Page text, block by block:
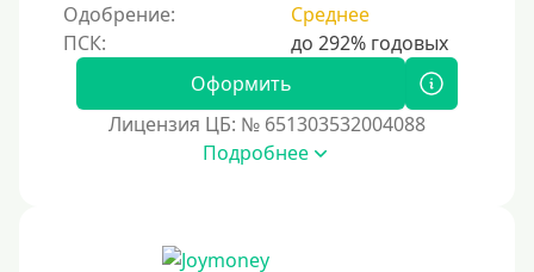
Одобрение:
Среднее
Оформить
Лицензия ЦБ: № 651303532004088
Подробнее